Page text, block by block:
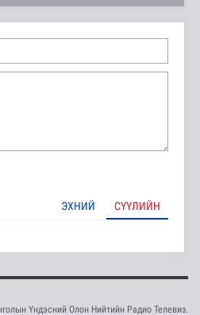
ЭХНИЙ СҮҮЛИЙН
Үндэсний Олон Нийтийн Радио Телевиз.